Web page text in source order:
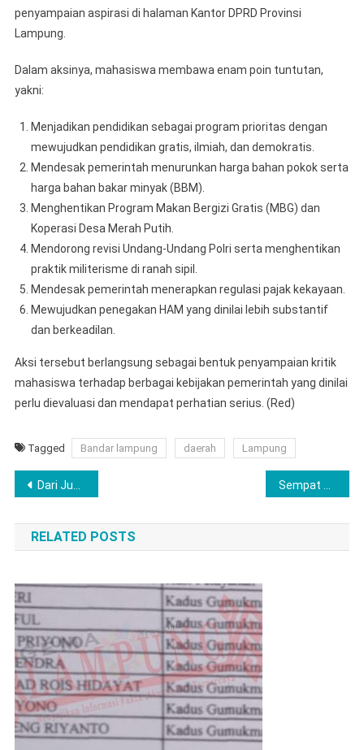
penyampaian aspirasi di halaman Kantor DPRD Provinsi
Lampung.
Dalam aksinya, mahasiswa membawa enam poin tuntutan,
yakni:
Menjadikan pendidikan sebagai program prioritas dengan
mewujudkan pendidikan gratis, ilmiah, dan demokratis.
Mendesak pemerintah menurunkan harga bahan pokok serta
harga bahan bakar minyak (BBM).
Menghentikan Program Makan Bergizi Gratis (MBG) dan
Koperasi Desa Merah Putih.
Mendorong revisi Undang-Undang Polri serta menghentikan
praktik militerisme di ranah sipil.
Mendesak pemerintah menerapkan regulasi pajak kekayaan.
Mewujudkan penegakan HAM yang dinilai lebih substantif
dan berkeadilan.
Aksi tersebut berlangsung sebagai bentuk penyampaian kritik
mahasiswa terhadap berbagai kebijakan pemerintah yang dinilai
perlu dievaluasi dan mendapat perhatian serius. (Red)
Tagged Bandar lampung daerah Lampung
Navigasi
pos
Dari Judol hingga Narkoba, Kasus Remaja Pringsewu Kini Masuk Meja Jaksa
RELATED POSTS